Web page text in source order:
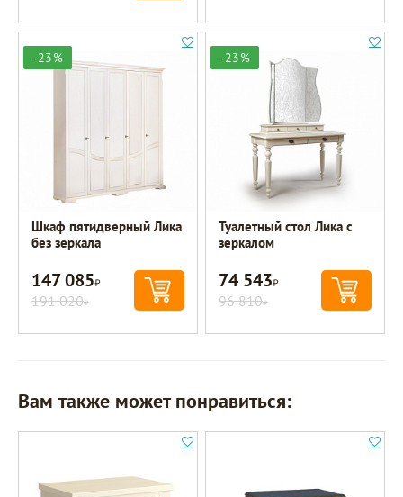
-23%
Шкаф пятидверный Лика
без зеркала
147 085Р
191 020Р
-23%
Туалетный стол Лика с
зеркалом
74 543Р
96 810Р
Вам также может понравиться: